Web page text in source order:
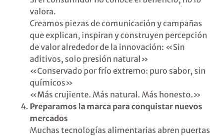
valora.
Creamos piezas de comunicación y campañas
que explican, inspiran y construyen percepción
de valor alrededor de la innovación: «Sin
aditivos, solo presión natural»
«Conservado por frío extremo: puro sabor, sin
químicos»
«Más crujiente. Más natural. Más honesto.»
Preparamos la marca para conquistar nuevos
mercados
Muchas tecnologías alimentarias abren puertas